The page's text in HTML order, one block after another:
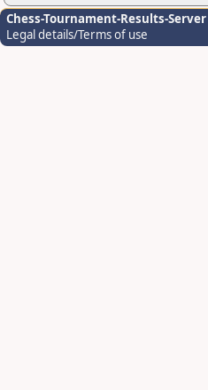
Chess-Tournament-Results-Server
Legal details/Terms of use